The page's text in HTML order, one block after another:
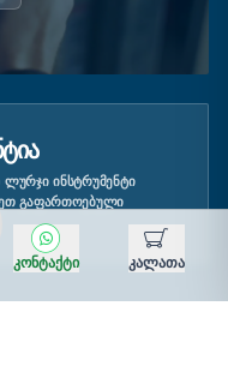
კონტაქტი კალათა
ᲘᲜᲡᲢᲠᲣᲛᲔᲜᲢᲘ
ᲒᲐᲤᲐᲠᲗᲝᲔᲑᲣᲚᲘ